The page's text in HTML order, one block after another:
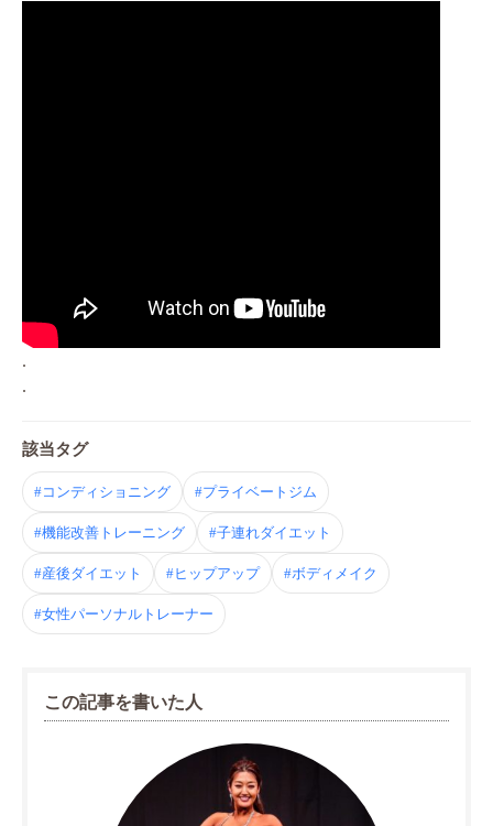
.
.
該当タグ
#コンディショニング #プライベートジム
#機能改善トレーニング #子連れダイエット
#産後ダイエット #ヒップアップ #ボディメイク
#女性パーソナルトレーナー
この記事を書いた人